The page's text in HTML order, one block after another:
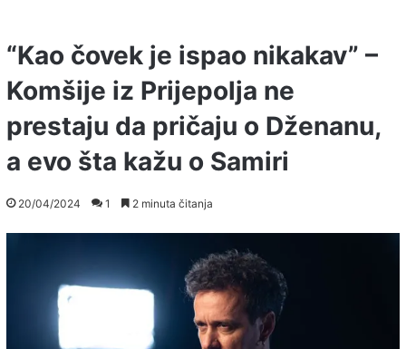
“Kao čovek je ispao nikakav” –
Komšije iz Prijepolja ne
prestaju da pričaju o Dženanu,
a evo šta kažu o Samiri
20/04/2024 1 2 minuta čitanja